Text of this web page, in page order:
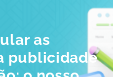
as
publicidade